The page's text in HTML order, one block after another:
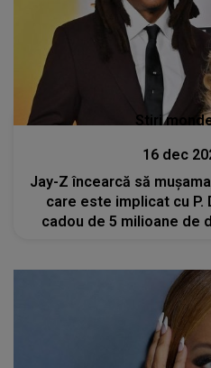
Stiri
16 dec
Jay-Z încearcă să
care este implicat cu P.
cadou de 5 milioane de